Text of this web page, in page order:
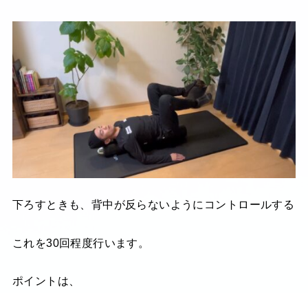
下ろすときも、背中が反らないようにコントロールする
これを30回程度行います。
ポイントは、